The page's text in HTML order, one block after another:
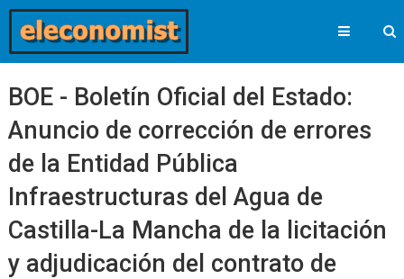
BOE - Boletín Oficial del Estado:
Anuncio de corrección de errores
de la Entidad Pública
Infraestructuras del Agua de
Castilla-La Mancha de la licitación
y adjudicación del contrato de